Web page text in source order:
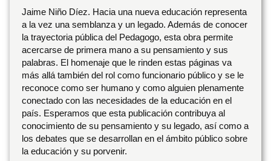
Jaime Niño Díez. Hacia una nueva educación representa
a la vez una semblanza y un legado. Además de conocer
la trayectoria pública del Pedagogo, esta obra permite
acercarse de primera mano a su pensamiento y sus
palabras. El homenaje que le rinden estas páginas va
más allá también del rol como funcionario público y se le
reconoce como ser humano y como alguien plenamente
conectado con las necesidades de la educación en el
país. Esperamos que esta publicación contribuya al
conocimiento de su pensamiento y su legado, así como a
los debates que se desarrollan en el ámbito público sobre
la educación y su porvenir.